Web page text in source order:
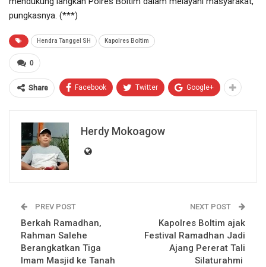
pungkasnya. (***)
Hendra Tanggel SH Kapolres Boltim
0
Share Facebook Twitter Google+
Herdy Mokoagow
PREV POST
Berkah Ramadhan,
Rahman Salehe
Berangkatkan Tiga
Imam Masjid ke Tanah
NEXT POST
Kapolres Boltim ajak
Festival Ramadhan Jadi
Ajang Pererat Tali
Silaturahmi